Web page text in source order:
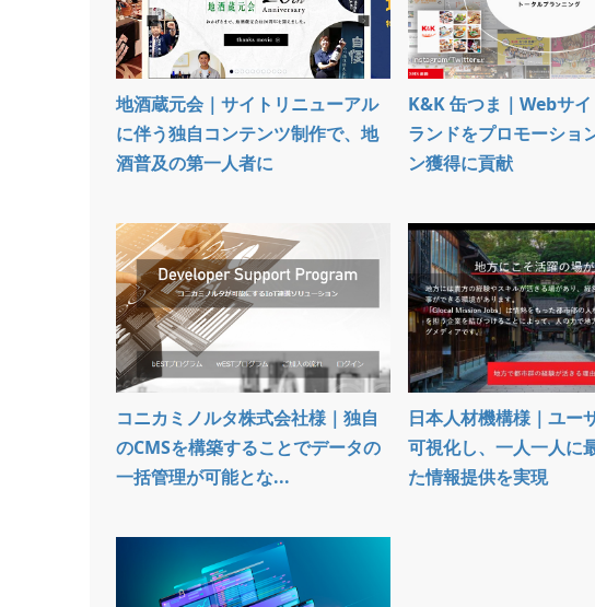
地酒蔵元会｜サイトリニューアル
に伴う独自コンテンツ制作で、地
酒普及の第一人者に
K&K 缶つま｜Webサ
ランドをプロモーショ
ン獲得に貢献
コニカミノルタ株式会社様｜独自
のCMSを構築することでデータの
一括管理が可能とな...
日本人材機構様｜ユー
可視化し、一人一人に
た情報提供を実現